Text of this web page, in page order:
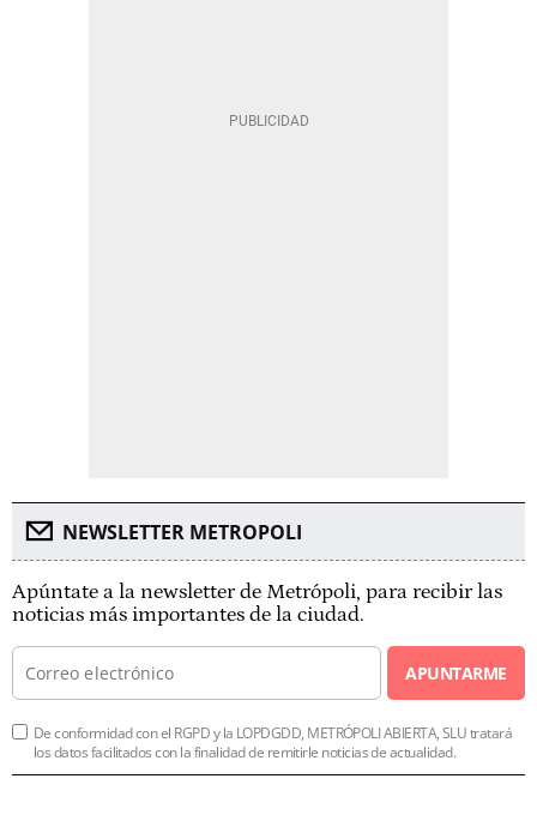
NEWSLETTER METROPOLI
Apúntate a la newsletter de Metrópoli, para recibir las
noticias más importantes de la ciudad.
APUNTARME
De conformidad con el RGPD y la LOPDGDD, METRÓPOLI ABIERTA, SLU tratará
los datos facilitados con la finalidad de remitirle noticias de actualidad.